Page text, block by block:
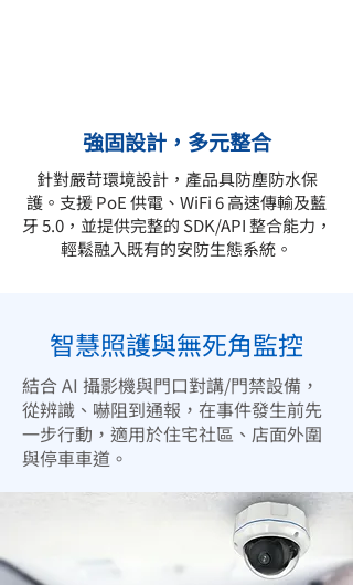
強固設計，多元整合
針對嚴苛環境設計，產品具防塵防水保
護。支援 PoE 供電、WiFi 6 高速傳輸及藍
牙 5.0，並提供完整的 SDK/API 整合能力，
輕鬆融入既有的安防生態系統。
智慧照護與無死角監控
結合 AI 攝影機與門口對講/門禁設備，
從辨識、嚇阻到通報，在事件發生前先
一步行動，適用於住宅社區、店面外圍
與停車車道。